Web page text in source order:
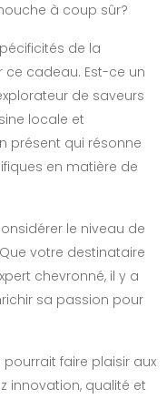
à coup sûr?
de la
ce cadeau. Est-ce un
de saveurs
locale et
présent qui résonne
en matière de
le niveau de
votre destinataire
chevronné, il y a
sa passion pour
faire plaisir aux
innovation, qualité et